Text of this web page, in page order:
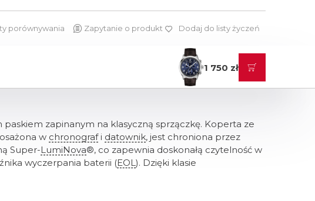
porównywania Zapytanie o produkt Dodaj do listy życzeń
1 750 zł
zapinanym na klasyczną sprzączkę. Koperta ze
w chronografi datownik, jest chroniona przez
Super-LumiNova®, co zapewnia doskonałą czytelność w
wyczerpania baterii (EOL). Dzięki klasie